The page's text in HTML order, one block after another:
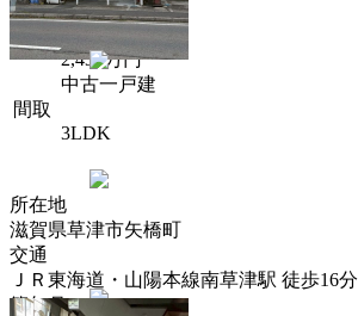
2,430万円
中古一戸建
間取
3LDK
所在地
滋賀県草津市矢橋町
交通
ＪＲ東海道・山陽本線南草津駅 徒歩16分
築年月